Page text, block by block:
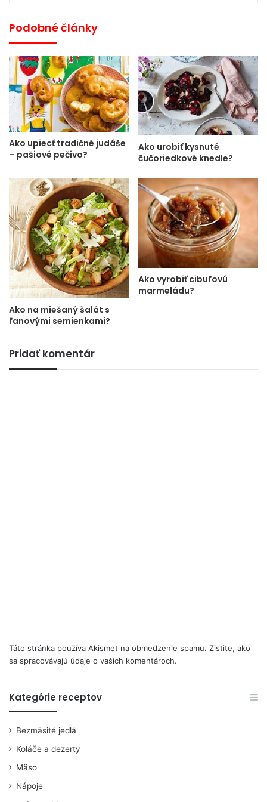
Podobné články
Ako upiecť tradičné judáše
– pašiové pečivo?
Ako urobiť kysnuté
čučoriedkové knedle?
Ako na miešaný šalát s
ľanovými semienkami?
Ako vyrobiť cibuľovú
marmeládu?
Pridať komentár
Táto stránka používa Akismet na obmedzenie spamu. Zistite, ako
sa spracovávajú údaje o vašich komentároch.
Kategórie receptov
Bezmäsité jedlá
Koláče a dezerty
Mäso
Nápoje